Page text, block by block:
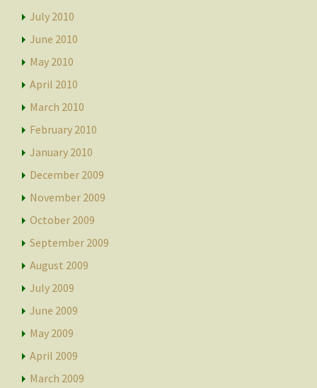
July 2010
June 2010
May 2010
April 2010
March 2010
February 2010
January 2010
December 2009
November 2009
October 2009
September 2009
August 2009
July 2009
June 2009
May 2009
April 2009
March 2009